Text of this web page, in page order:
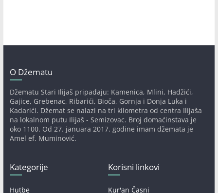
O Džematu
Džematu Stari Ilijaš pripadaju: Kamenica, Mlini, Hadžići,
Gajice, Grebenac, Ribarići, Bioča, Gornja i Donja Luka i
Kadarići. Džemat se nalazi na tri kilometra od centra Ilijaša
na lokalnom putu Ilijaš - Semizovac. Broj domaćinstava je
oko 1100. Od 27. januara 2017. godine imam džemata je
Amel ef. Muminović.
Kategorije
Hutbe
Korisni linkovi
Kur'an Časni